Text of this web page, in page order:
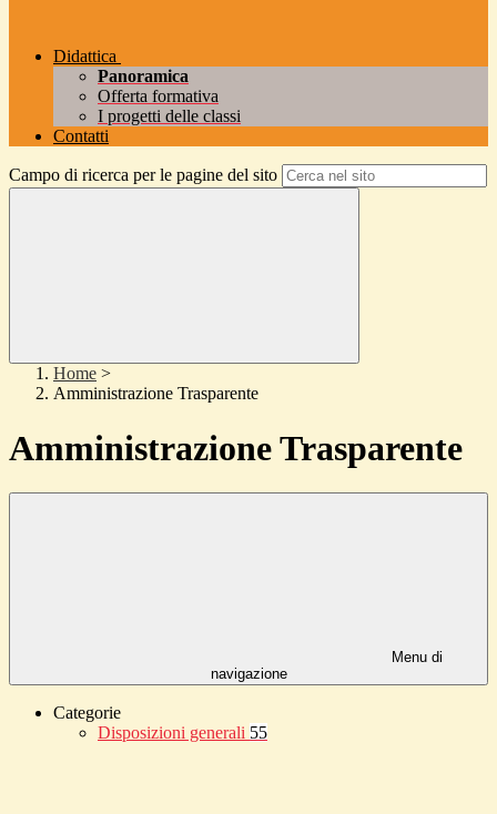
Didattica
Panoramica
Offerta formativa
I progetti delle classi
Contatti
Campo di ricerca per le pagine del sito
Home >
Amministrazione Trasparente
Amministrazione Trasparente
Menu di
navigazione
Categorie
Disposizioni generali 55